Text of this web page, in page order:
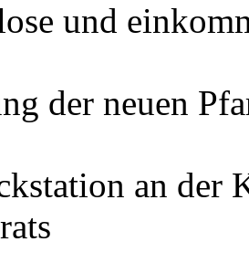
und
der neuen
an der